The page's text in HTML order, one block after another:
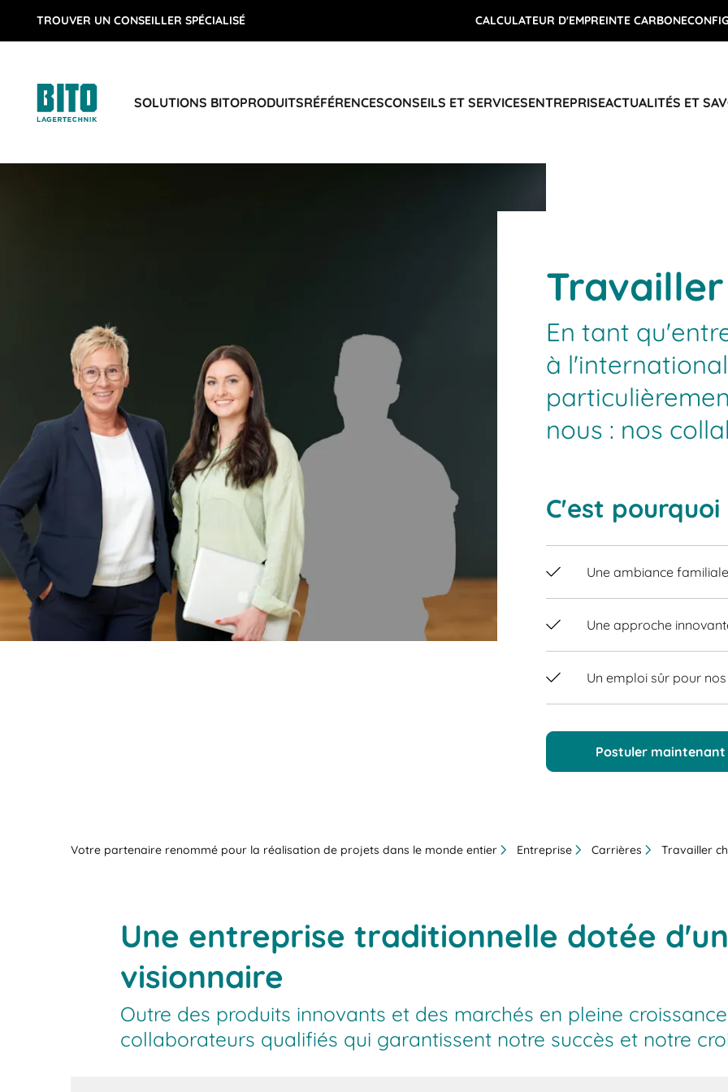
TROUVER UN CONSEILLER SPÉCIALISÉ CALCULATEUR D'EMPREINTE CARBONE
SOLUTIONS BITOPRODUITSRÉFÉRENCESCONSEILS ET SERVICESENTREPRISEACTUALITÉS ET
BIT O
Travailler
En tant
à
nous : nos
C'est
Une ambiance
Une approche
Un emploi sûr pour
Postuler maintenant
Votre partenaire renommé pour la réalisation de projets dans le monde entier Entreprise Carrières Travailler
Une entreprise traditionnelle dotée
visionnaire
Outre des produits innovants et des marchés en pleine
collaborateurs qualifiés qui garantissent notre succès et notre